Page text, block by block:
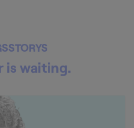
is waiting.